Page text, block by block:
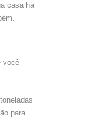
casa há
você
para